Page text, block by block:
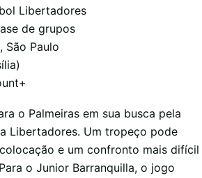
Libertadores
de grupos
São Paulo
o Palmeiras em sua busca pela
Libertadores. Um tropeço pode
e um confronto mais difícil
o Junior Barranquilla, o jogo